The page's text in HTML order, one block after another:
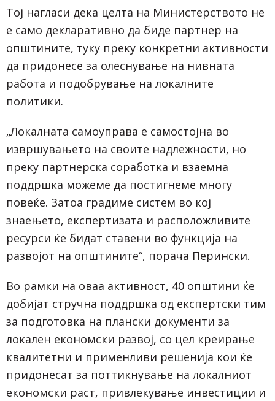
Тој нагласи дека целта на Министерството не
е само декларативно да биде партнер на
општините, туку преку конкретни активности
да придонесе за олеснување на нивната
работа и подобрување на локалните
политики.
„Локалната самоуправа е самостојна во
извршувањето на своите надлежности, но
преку партнерска соработка и взаемна
поддршка можеме да постигнеме многу
повеќе. Затоа градиме систем во кој
знаењето, експертизата и расположливите
ресурси ќе бидат ставени во функција на
развојот на општините“, порача Перински.
Во рамки на оваа активност, 40 општини ќе
добијат стручна поддршка од експертски тим
за подготовка на плански документи за
локален економски развој, со цел креирање
квалитетни и применливи решенија кои ќе
придонесат за поттикнување на локалниот
економски раст, привлекување инвестиции и